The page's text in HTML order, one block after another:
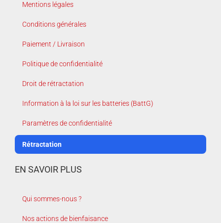
Mentions légales
Conditions générales
Paiement / Livraison
Politique de confidentialité
Droit de rétractation
Information à la loi sur les batteries (BattG)
Paramètres de confidentialité
Rétractation
EN SAVOIR PLUS
Qui sommes-nous ?
Nos actions de bienfaisance